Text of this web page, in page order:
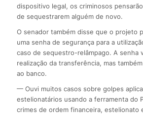
dispositivo legal, os criminosos
de sequestrarem alguém de novo.
O senador também disse que o projeto
uma senha de segurança para a
caso de sequestro-relâmpago. A senha
realização da transferência, mas
ao banco.
— Ouvi muitos casos sobre golpes
estelionatários usando a ferramenta do
crimes de ordem financeira, estelionato